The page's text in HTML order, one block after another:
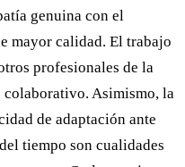
genuina con el
mayor calidad. El trabajo
profesionales de la
colaborativo. Asimismo, la
de adaptación ante
tiempo son cualidades